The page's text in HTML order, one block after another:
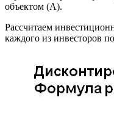
объектом (A).
Рассчитаем
каждого из инвесторов